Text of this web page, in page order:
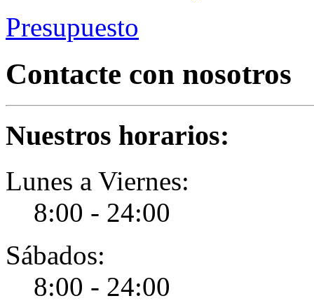
Presupuesto
Contacte con nosotros
Nuestros horarios:
Lunes a Viernes:
8:00 - 24:00
Sábados:
8:00 - 24:00